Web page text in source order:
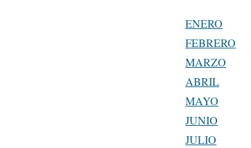
ENERO
FEBRERO
MARZO
ABRIL
MAYO
JUNIO
JULIO